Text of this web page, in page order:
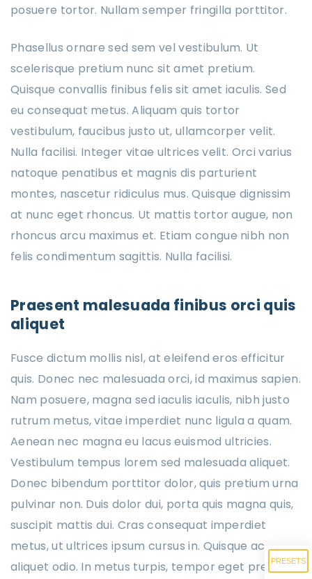
posuere tortor. Nullam semper fringilla porttitor.
Phasellus ornare sed sem vel vestibulum. Ut
scelerisque pretium nunc sit amet pretium.
Quisque convallis finibus felis sit amet iaculis. Sed
eu consequat metus. Aliquam quis tortor
vestibulum, faucibus justo ut, ullamcorper velit.
Nulla facilisi. Integer vitae ultrices velit. Orci varius
natoque penatibus et magnis dis parturient
montes, nascetur ridiculus mus. Quisque dignissim
at nunc eget rhoncus. Ut mattis tortor augue, non
rhoncus arcu maximus et. Etiam congue nibh non
felis condimentum sagittis. Nulla facilisi.
Praesent malesuada finibus orci quis
aliquet
Fusce dictum mollis nisl, at eleifend eros efficitur
quis. Donec nec malesuada orci, id maximus sapien.
Nam posuere, magna sed iaculis iaculis, nibh justo
rutrum metus, vitae imperdiet nunc ligula a quam.
Aenean nec magna eu lacus euismod ultricies.
Vestibulum tempus lorem sed malesuada aliquet.
Donec bibendum porttitor dolor, quis pretium urna
pulvinar non. Duis dolor dui, porta quis magna quis,
suscipit mattis dui. Cras consequat imperdiet
metus, ut ultrices ipsum cursus in. Quisque ac
aliquet odio. In metus turpis, tempor eget pretium
PRESETS